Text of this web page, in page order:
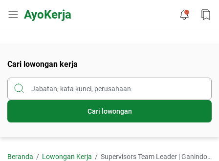
AyoKerja
Cari lowongan kerja
Cari lowongan
Beranda Lowongan Kerja Supervisors Team Leader | Ganindo Karya Gemilang